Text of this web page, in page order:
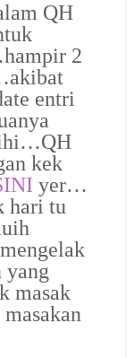
QH
2
entri
kek
yer…
hari tu
yang
masak